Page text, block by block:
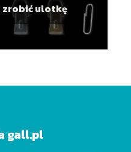
zrobić ulotkę
gall.pl